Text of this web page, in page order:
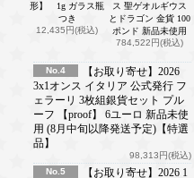
形】 1g ガラス瓶
つき
12,435円(税込)
ス 聖ゲオルギウス
とドラゴン 金貨 100
ポンド 新品未使用
784,522円(税込)
No.4
【お取り寄せ】2026
3x1オンス イタリア 公式発行 フ
ェラーリ 3枚組銀貨セット プル
ーフ 【proof】 6ユーロ 新品未使
用 (8月中旬以降発送予定)【特選
品】
98,313円(税込)
No.5
【お取り寄せ】2026 1